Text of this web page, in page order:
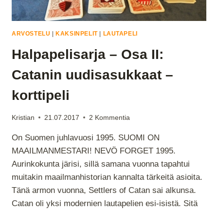
ARVOSTELU KAKSINPELIT| LAUTAPELI
Halpapelisarja – Osa II:
Catanin uudisasukkaat –
korttipeli
Kristian 21.07.2017 2 Kommentia
On Suomen juhlavuosi 1995. SUOMI ON
MAAILMANMESTARI! NEVÖ FORGET 1995.
Aurinkokunta järisi, sillä samana vuonna tapahtui
muitakin maailmanhistorian kannalta tärkeitä asioita.
Tänä armon vuonna, Settlers of Catan sai alkunsa.
Catan oli yksi modernien lautapelien esi-isistä. Sitä